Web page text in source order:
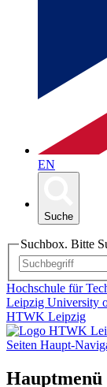
EN
Suche
Suchbox. Bitte
Hochschule für
Leipzig University
HTWK Leipzig
Seiten Haupt-
Hauptmenü